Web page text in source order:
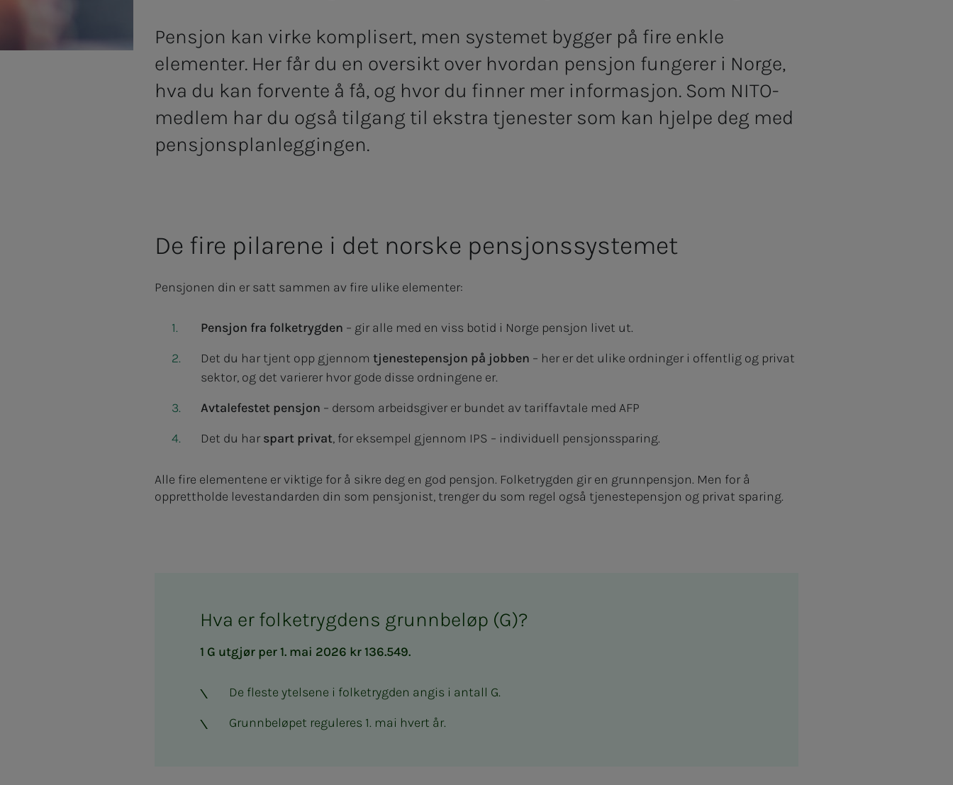
Pensjon kan virke komplisert, men systemet bygger på fire enkle
elementer. Her får du en oversikt over hvordan pensjon fungerer i Norge,
hva du kan forvente å få, og hvor du finner mer informasjon. Som NITO-
medlem har du også tilgang til ekstra tjenester som kan hjelpe deg med
pensjonsplanleggingen.
De fire pilarene i det norske pensjonssystemet
Pensjonen din er satt sammen av fire ulike elementer:
Pensjon fra folketrygden – gir alle med en viss botid i Norge pensjon livet ut.
Det du har tjent opp gjennom tjenestepensjon på jobben – her er det ulike ordninger i offentlig og privat
sektor, og det varierer hvor gode disse ordningene er.
Avtalefestet pensjon – dersom arbeidsgiver er bundet av tariffavtale med AFP
Det du har spart privat, for eksempel gjennom IPS – individuell pensjonssparing.
Alle fire elementene er viktige for å sikre deg en god pensjon. Folketrygden gir en grunnpensjon. Men for å
opprettholde levestandarden din som pensjonist, trenger du som regel også tjenestepensjon og privat sparing.
Hva er folketrygdens grunnbeløp (G)?
1 G utgjør per 1. mai 2026 kr 136.549.
De fleste ytelsene i folketrygden angis i antall G.
Grunnbeløpet reguleres 1. mai hvert år.